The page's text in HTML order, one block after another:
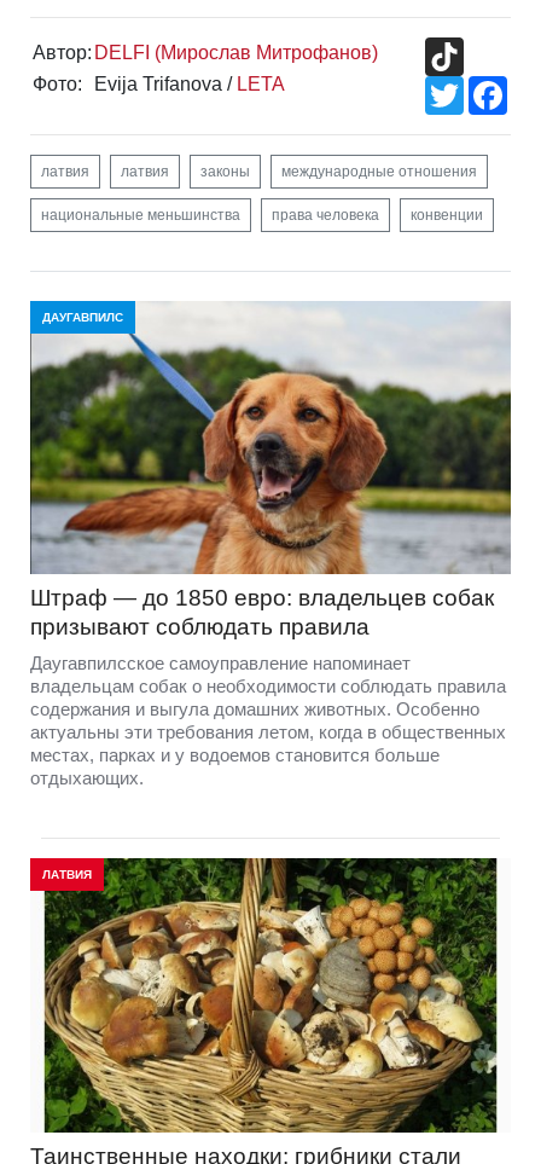
Автор: DELFI (Мирослав Митрофанов)
Фото:
Evija Trifanova / LETA
Twitter
латвия латвия законы международные отношения
национальные меньшинства права человека конвенции
ДАУГАВПИЛС
Штраф — до 1850 евро: владельцев собак
призывают соблюдать правила
Даугавпилсское самоуправление напоминает
владельцам собак о необходимости соблюдать правила
содержания и выгула домашних животных. Особенно
актуальны эти требования летом, когда в общественных
местах, парках и у водоемов становится больше
отдыхающих.
ЛАТВИЯ
Таинственные находки: грибники стали